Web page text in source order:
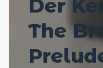
Der
The